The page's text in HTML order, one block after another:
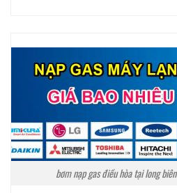
bơm nạp gas điều hòa tại long biên